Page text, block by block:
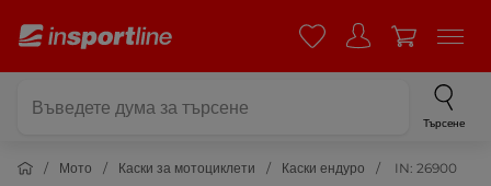
Търсене
Мото Каски за мотоциклети Каски ендуро IN: 26900